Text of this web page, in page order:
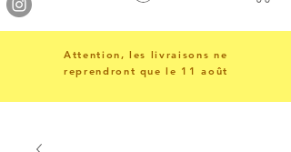
Attention, les livraisons ne
reprendront que le 11 août